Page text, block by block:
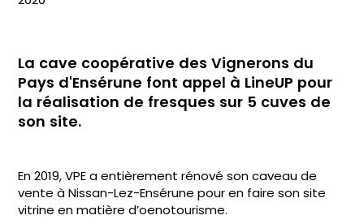
La cave coopérative des Vignerons du
Pays d'Ensérune font appel à LineUP pour
la réalisation de fresques sur 5 cuves de
son site.
En 2019, VPE a entièrement rénové son caveau de
vente à Nissan-Lez-Ensérune pour en faire son site
vitrine en matière d’oenotourisme.